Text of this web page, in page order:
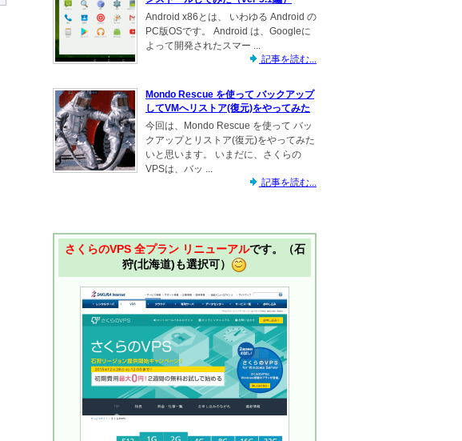
Android x86とは、 いわゆる Android の
PC版OSです。 Android は、Googleに
よって開発されたスマー ...
記事を読む...
Mondo Rescue を使って バックアップ
してVMへリストア(復元)をやってみた
今回は、Mondo Rescue を使って バッ
クアップとリストア(復元)をやってみた
いと思います。 いまだに、さくらの
VPSは、バッ ...
記事を読む...
さくらのVPS 全プラン リニューアルです。（石
狩(北海道)も選択可）